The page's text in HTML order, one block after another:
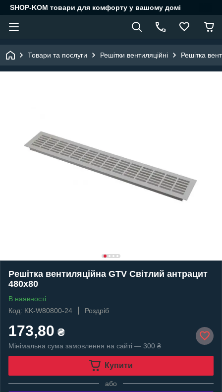
SHOP-KOM товари для комфорту у вашому домі
Товари та послуги Решітки вентиляційні Решітка
Решітка вентиляційна GTV Світлий антрацит
480х80
В наявності
Код: KK-W80800-24
Роздріб
173,80 ₴
Мінімальна сума замовлення на сайті — 300 ₴
Купити
або